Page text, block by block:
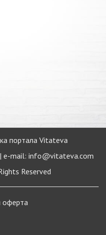
портала Vitateva
e-mail: info@vitateva.com
Reserved
оферта